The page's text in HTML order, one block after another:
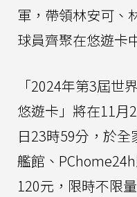
軍，帶領林安可、
球員齊聚在悠遊卡
「2024年第3屆世
悠遊卡」將在11月
日23時59分，於全
艦館、
120元，限時不限